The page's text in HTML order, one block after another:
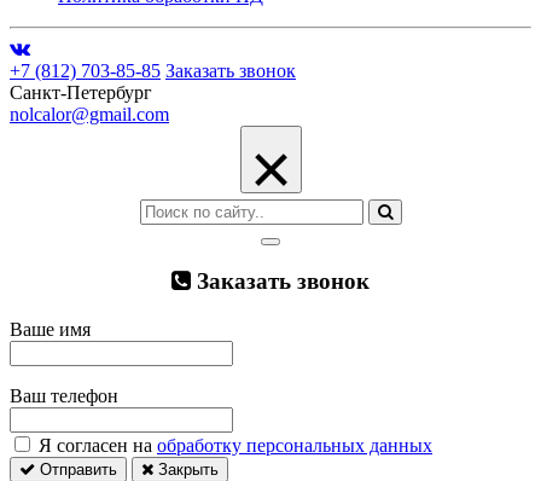
+7 (812) 703-85-85 Заказать звонок
Санкт-Петербург
nolcalor@gmail.com
×
Заказать звонок
Ваше имя
Ваш телефон
Я согласен на обработку персональных данных
Отправить Закрыть